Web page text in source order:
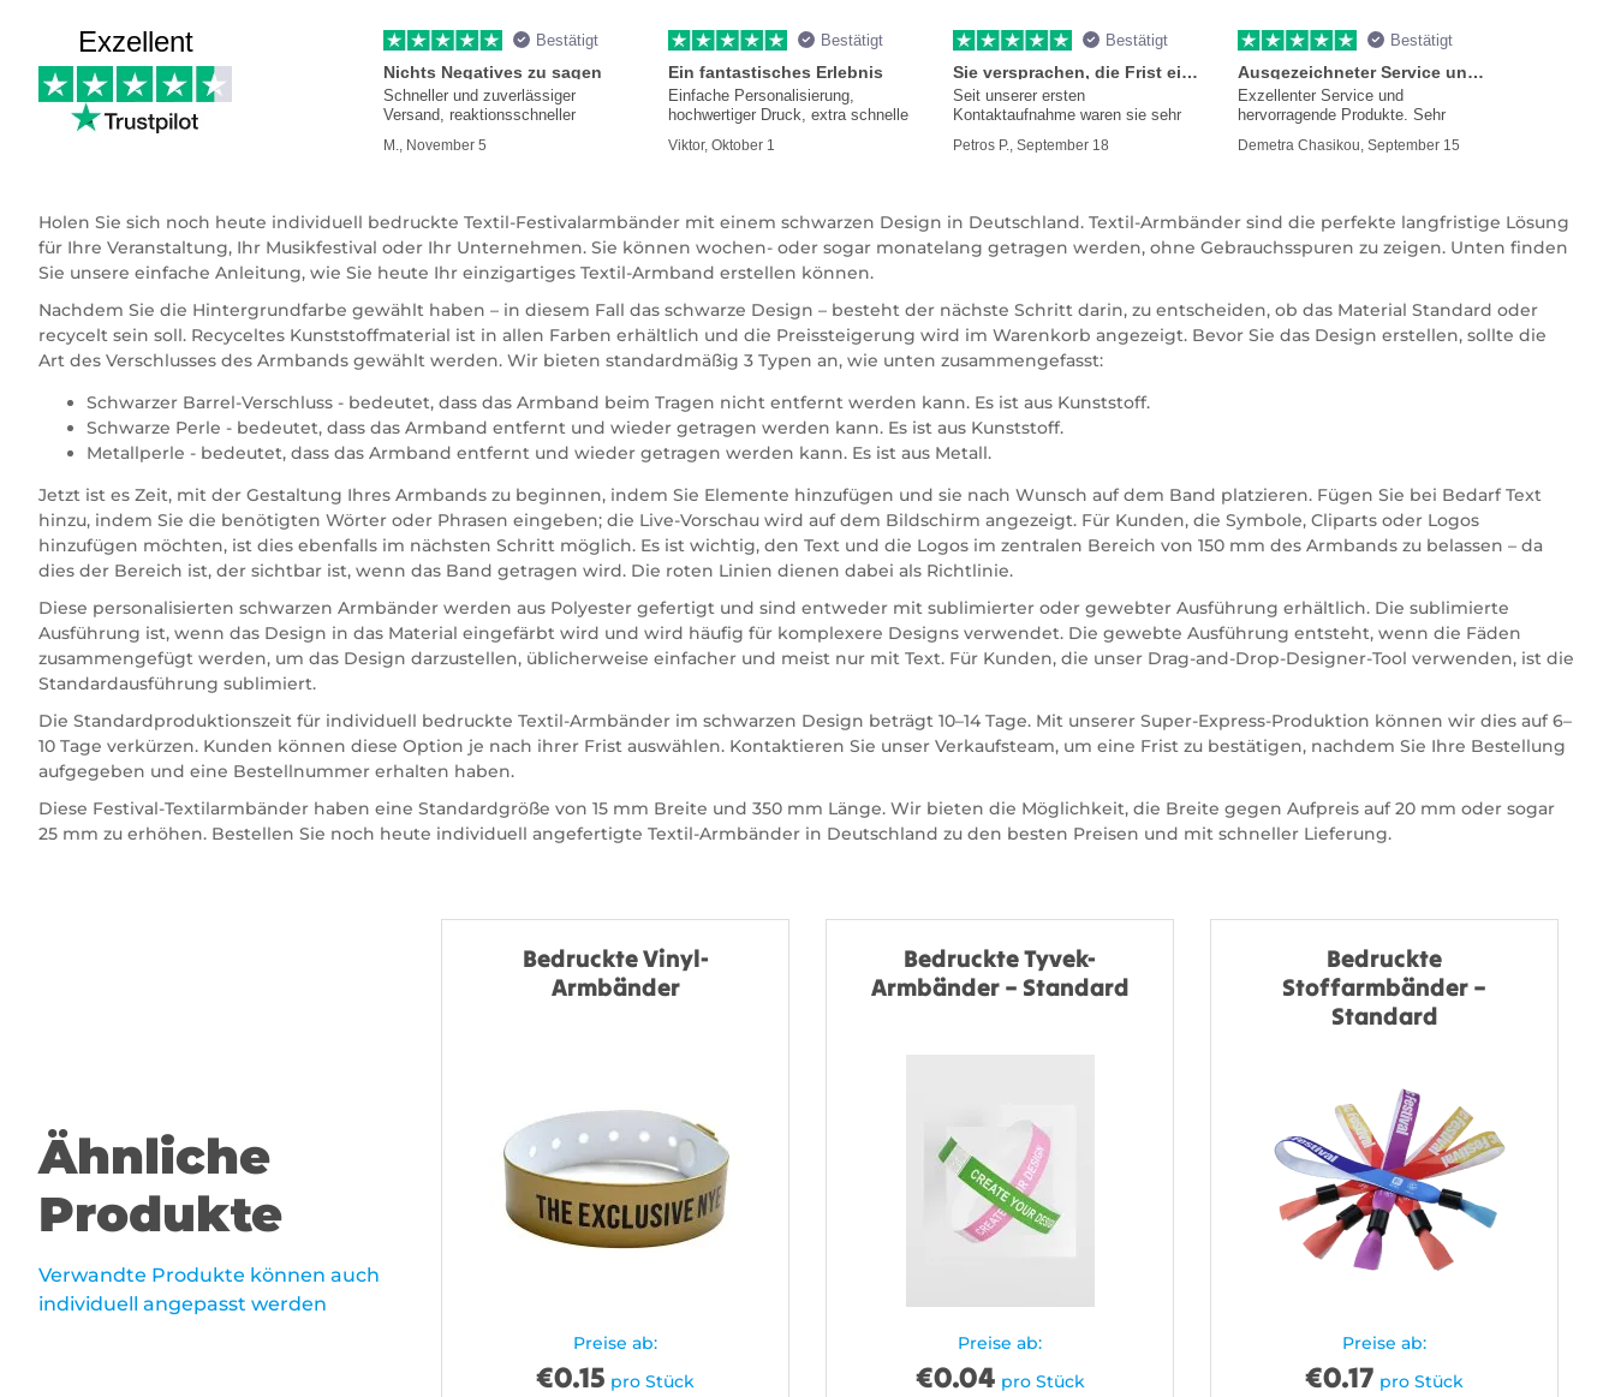
Exzellent Bestätigt
Nichts Negatives zu sagen
Schneller und zuverlässiger
Versand, reaktionsschneller
M., November 5
Bestätigt
Ein fantastisches Erlebnis
Einfache Personalisierung,
hochwertiger Druck, extra schnelle
Viktor, Oktober 1
Bestätigt
Sie versprachen, die Frist einzuhalten
Seit unserer ersten
Kontaktaufnahme waren sie sehr
Petros P., September 18
Bestätigt
Ausgezeichneter Service und Produkte
Exzellenter Service und
hervorragende Produkte. Sehr
Demetra Chasikou, September 15
Holen Sie sich noch heute individuell bedruckte Textil-Festivalarmbänder mit einem schwarzen Design in Deutschland. Textil-Armbänder sind die perfekte langfristige Lösung
für Ihre Veranstaltung, Ihr Musikfestival oder Ihr Unternehmen. Sie können wochen- oder sogar monatelang getragen werden, ohne Gebrauchsspuren zu zeigen. Unten finden
Sie unsere einfache Anleitung, wie Sie heute Ihr einzigartiges Textil-Armband erstellen können.
Nachdem Sie die Hintergrundfarbe gewählt haben – in diesem Fall das schwarze Design – besteht der nächste Schritt darin, zu entscheiden, ob das Material Standard oder
recycelt sein soll. Recyceltes Kunststoffmaterial ist in allen Farben erhältlich und die Preissteigerung wird im Warenkorb angezeigt. Bevor Sie das Design erstellen, sollte die
Art des Verschlusses des Armbands gewählt werden. Wir bieten standardmäßig 3 Typen an, wie unten zusammengefasst:
Schwarzer Barrel-Verschluss - bedeutet, dass das Armband beim Tragen nicht entfernt werden kann. Es ist aus Kunststoff.
Schwarze Perle - bedeutet, dass das Armband entfernt und wieder getragen werden kann. Es ist aus Kunststoff.
Metallperle - bedeutet, dass das Armband entfernt und wieder getragen werden kann. Es ist aus Metall.
Jetzt ist es Zeit, mit der Gestaltung Ihres Armbands zu beginnen, indem Sie Elemente hinzufügen und sie nach Wunsch auf dem Band platzieren. Fügen Sie bei Bedarf Text
hinzu, indem Sie die benötigten Wörter oder Phrasen eingeben; die Live-Vorschau wird auf dem Bildschirm angezeigt. Für Kunden, die Symbole, Cliparts oder Logos
hinzufügen möchten, ist dies ebenfalls im nächsten Schritt möglich. Es ist wichtig, den Text und die Logos im zentralen Bereich von 150 mm des Armbands zu belassen – da
dies der Bereich ist, der sichtbar ist, wenn das Band getragen wird. Die roten Linien dienen dabei als Richtlinie.
Diese personalisierten schwarzen Armbänder werden aus Polyester gefertigt und sind entweder mit sublimierter oder gewebter Ausführung erhältlich. Die sublimierte
Ausführung ist, wenn das Design in das Material eingefärbt wird und wird häufig für komplexere Designs verwendet. Die gewebte Ausführung entsteht, wenn die Fäden
zusammengefügt werden, um das Design darzustellen, üblicherweise einfacher und meist nur mit Text. Für Kunden, die unser Drag-and-Drop-Designer-Tool verwenden, ist die
Standardausführung sublimiert.
Die Standardproduktionszeit für individuell bedruckte Textil-Armbänder im schwarzen Design beträgt 10–14 Tage. Mit unserer Super-Express-Produktion können wir dies auf 6–
10 Tage verkürzen. Kunden können diese Option je nach ihrer Frist auswählen. Kontaktieren Sie unser Verkaufsteam, um eine Frist zu bestätigen, nachdem Sie Ihre Bestellung
aufgegeben und eine Bestellnummer erhalten haben.
Diese Festival-Textilarmbänder haben eine Standardgröße von 15 mm Breite und 350 mm Länge. Wir bieten die Möglichkeit, die Breite gegen Aufpreis auf 20 mm oder sogar
25 mm zu erhöhen. Bestellen Sie noch heute individuell angefertigte Textil-Armbänder in Deutschland zu den besten Preisen und mit schneller Lieferung.
Ähnliche
Produkte
Verwandte Produkte können auch
individuell angepasst werden
Bedruckte Vinyl-
Armbänder
Preise ab:
€0.15 pro Stück
Bedruckte Tyvek-
Armbänder – Standard
Preise ab:
€0.04 pro Stück
Bedruckte
Stoffarmbänder –
Standard
Preise ab:
€0.17 pro Stück